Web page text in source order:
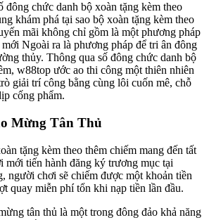
đông chức danh bộ xoàn tặng kèm theo
khám phá tại sao bộ xoàn tặng kèm theo
mãi không chỉ gồm là một phương pháp
Ngoài ra là phương pháp để tri ân đông
thủy. Thông qua số đông chức danh bộ
w88top ước ao thi công một thiên nhiên
giải trí công bằng cùng lôi cuốn mê, chỗ
cống phẩm.
Mừng Tân Thủ
tặng kèm theo thêm chiếm mang đến tất
mới tiến hành đăng ký trương mục tại
người chơi sẽ chiếm được một khoản tiền
quay miễn phí tổn khi nạp tiền lần đầu.
tân thủ là một trong đông đảo khả năng